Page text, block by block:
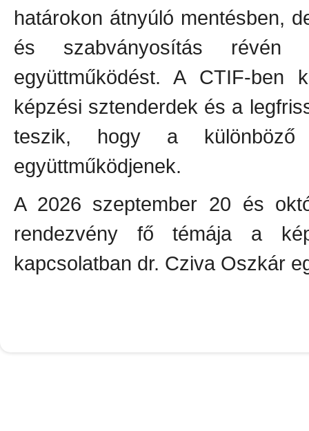
határokon átnyúló mentésben,
és szabványosítás révén
együttműködést. A CTIF-ben
képzési sztenderdek és a
teszik, hogy a különböző
együttműködjenek.
A 2026 szeptember 20 és
rendezvény fő témája a
kapcsolatban dr. Cziva Oszkár